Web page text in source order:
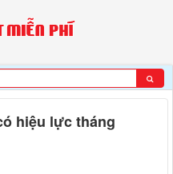
hiệu lực tháng